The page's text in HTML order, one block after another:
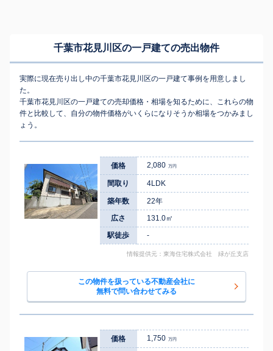
千葉市花見川区の一戸建ての売出物件
実際に現在売り出し中の千葉市花見川区の一戸建て事例を用意しまし
た。
千葉市花見川区の一戸建ての売却価格・相場を知るために、これらの物
件と比較して、自分の物件価格がいくらになりそうか相場をつかみまし
ょう。
価格 2,080 万円
間取り 4LDK
築年数
22年
広さ
131.0㎡
駅徒歩
-
情報提供元：東海住宅株式会社 緑が丘支店
この物件を扱っている不動産会社に
無料で問い合わせてみる
価格 1,750 万円